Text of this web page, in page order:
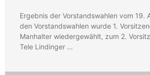
Ergebnis der Vorstandswahlen vom 19.
den Vorstandswahlen wurde 1.
Manhalter wiedergewählt, zum 2.
Tele Lindinger …